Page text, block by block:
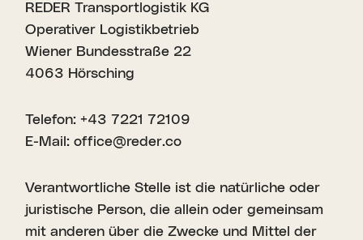
REDER Transportlogistik KG
Operativer Logistikbetrieb
Wiener Bundesstraße 22
4063 Hörsching
Telefon: +43 7221 72109
E-Mail: office@reder.co
Verantwortliche Stelle ist die natürliche oder
juristische Person, die allein oder gemeinsam
mit anderen über die Zwecke und Mittel der